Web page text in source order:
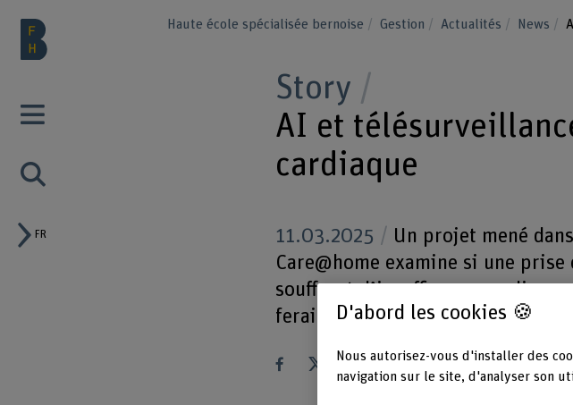
FR
Haute école spécialisée bernoise Gestion Actualités News
Story
AI et
cardiaque
11.03.2025
Un projet mené
Care@home examine si une
souffrant d’insuffisance
ferait au moyen d’appareils dotés
Partager
D'abord les cookies 🍪
Nous autorisez-vous d'installer des
navigation sur le site, d'analyser son